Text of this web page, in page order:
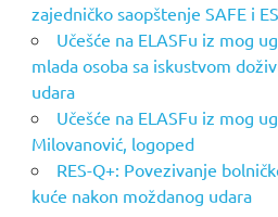
zajedničko saopštenje SAFE i
Učešće na ELASFu iz mog
mlada osoba sa iskustvom
udara
Učešće na ELASFu iz mog
Milovanović, logoped
RES-Q+: Povezivanje
kuće nakon moždanog udara